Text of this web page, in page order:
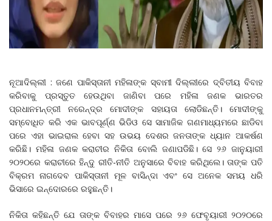
ନୂଆଦିଲ୍ଲୀ : ଜଣେ ପାକିସ୍ତାନୀ ମହିଳାଙ୍କ ସ୍ବାମୀ ଦିଲ୍ଲୀରେ ଦ୍ବିତୀୟ ବିବାହ
କରିବାକୁ ପ୍ରସ୍ତୁତ ହେଉଥିବା ଜାଣିବା ପରେ ମହିଳା ଜଣକ ଭାରତର
ପ୍ରଧାନମନ୍ତ୍ରୀ ନରେନ୍ଦ୍ର ମୋଦୀଙ୍କ ସହାୟତା ଲୋଡିଛନ୍ତି। ମୋଦୀଙ୍କୁ
ସମ୍ବୋଧିତ କରି ଏକ ଭାବପୂର୍ଣ୍ଣ ଭିଡିଓ ସେ ସାମାଜିକ ଗଣମାଧ୍ୟମରେ ଛାଡିବା
ପରେ ଏହା ଭାଇରାଲ ହେବା ସହ ଉଭୟ ଦେଶର ଜନତାଙ୍କ ଧ୍ୟାନ ଆକର୍ଷଣ
କରିଛି। ମହିଳା ଜଣକ କରାଚୀର ନିକିତା ବୋଲି ଜଣାପଡିଛି। ସେ ୨୬ ଜାନୁୟାରୀ
୨୦୨୦ରେ କରାଚୀରେ ହିନ୍ଦୁ ରୀତି-ନୀତି ଅନୁସାରେ ବିବାହ କରିଥିଲେ। ତାଙ୍କ ପତି
ବିକ୍ରମ ନାଗଦେବ ପାକିସ୍ତାନୀ ମୂଳ ବାସିନ୍ଦା ଏବଂ ସେ ଅନେକ ସମୟ ଧରି
ଭିସାରେ ଇନ୍ଦୋରରେ ରହୁଛନ୍ତି।
ନିକିତା କହିଛନ୍ତି ଯେ ତାଙ୍କ ବିବାହର ମାସେ ପରେ ୨୬ ଫେବୃୟାରୀ ୨୦୨୦ରେ